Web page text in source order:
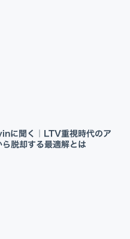
聞く｜LTV重視時代のア
脱却する最適解とは